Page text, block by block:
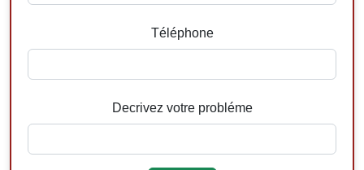
Téléphone
Decrivez votre probléme